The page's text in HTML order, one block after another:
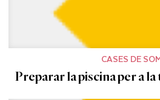
CASES DE
Preparar la piscina per a